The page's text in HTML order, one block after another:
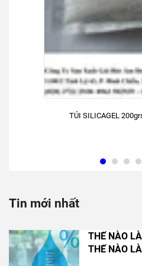
TÚI
Tin mới nhất
THẾ NÀO
THẾ NÀO